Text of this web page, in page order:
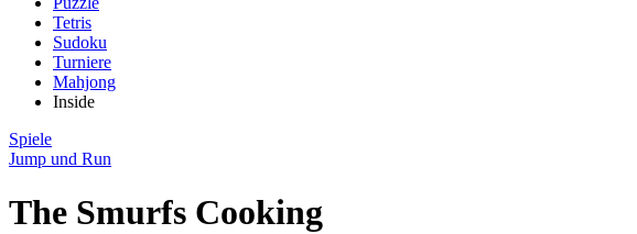
Tetris
Sudoku
Turniere
Mahjong
Inside
Spiele
Jump und Run
The Smurfs Cooking